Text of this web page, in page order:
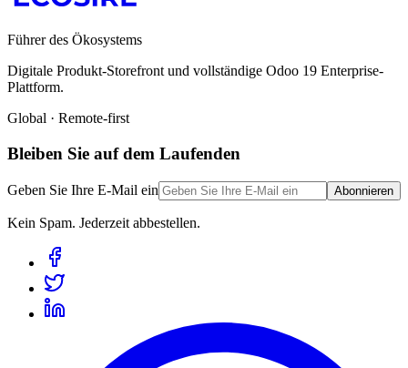
Führer des Ökosystems
Digitale Produkt-Storefront und vollständige Odoo 19 Enterprise-
Plattform.
Global · Remote-first
Bleiben Sie auf dem Laufenden
Geben Sie Ihre E-Mail ein Abonnieren
Kein Spam. Jederzeit abbestellen.